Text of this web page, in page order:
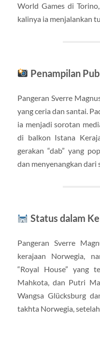
World Games di
kalinya ia menjalankan
Penampilan
Pangeran Sverre
yang ceria dan santai.
ia menjadi sorotan
di balkon Istana
gerakan “dab” yang
dan menyenangkan dari
Status dalam
Pangeran Sverre
kerajaan Norwegia,
“Royal House” yang
Mahkota, dan Putri
Wangsa Glücksburg
takhta Norwegia,